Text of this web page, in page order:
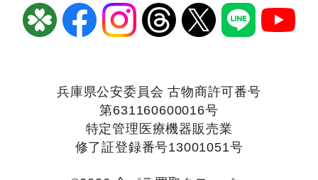
兵庫県公安委員会 古物商許可番号
第631160600016号
特定管理医療機器販売業
修了証登録番号13001051号